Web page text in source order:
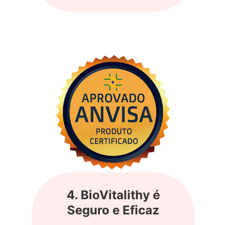
4. BioVitalithy é
Seguro e Eficaz